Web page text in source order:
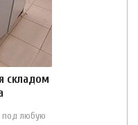
складом
любую